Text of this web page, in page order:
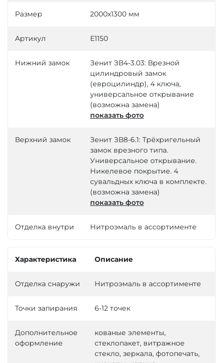
Размер 2000х1300 мм
Артикул Е1150
Нижний замок
Зенит ЗВ4-3.03: Врезной
цилиндровый замок
(евроцилиндр), 4 ключа,
универсальное открывание
(возможна замена)
показать фото
Верхний замок
Зенит ЗВ8-6.1: Трёхригельный
замок врезного типа.
Универсальное открывание.
Никелевое покрытие. 4
сувальдных ключа в комплекте.
(возможна замена)
показать фото
Отделка внутри Нитроэмаль в ассортименте
Характеристика Описание
Отделка снаружи Нитроэмаль в ассортименте
Точки запирания 6-12 точек
Дополнительное
оформление
кованые элементы,
стеклопакет, витражное
стекло, зеркала, фотопечать,